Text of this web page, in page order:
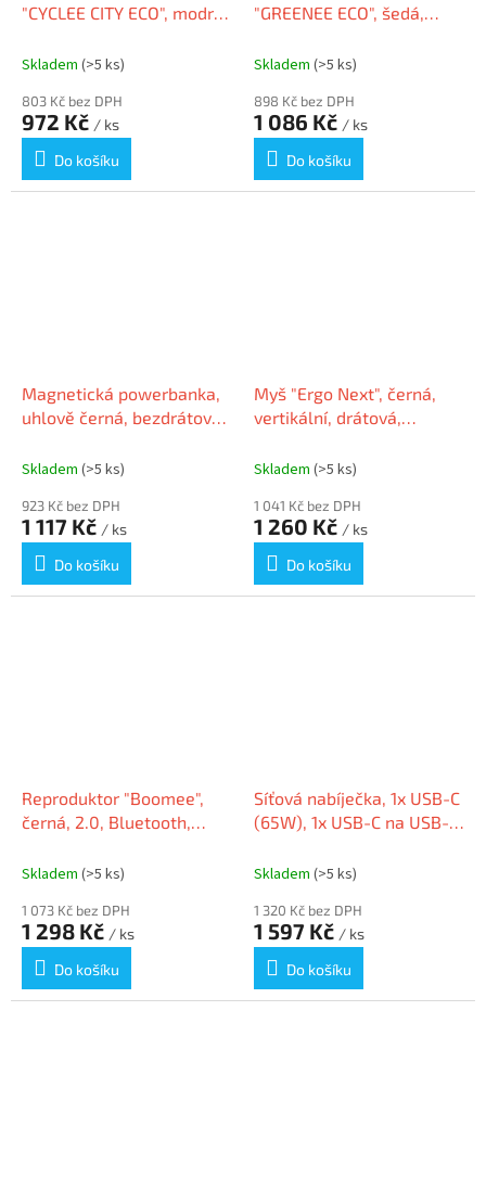
"CYCLEE CITY ECO", modrá,
ECB25UF
Skladem (>5 ks)
803 Kč bez DPH
972 Kč / ks
Do košíku
"GREENEE ECO", šedá,
ELB15UF
Skladem (>5 ks)
898 Kč bez DPH
1 086 Kč / ks
Do košíku
Magnetická powerbanka,
uhlově černá, bezdrátová,
MWP10UF
Skladem (>5 ks)
923 Kč bez DPH
1 117 Kč / ks
Do košíku
Myš "Ergo Next", černá,
vertikální, drátová,
FACTORY EMR01UF-N
Skladem (>5 ks)
1 041 Kč bez DPH
1 260 Kč / ks
Do košíku
Reproduktor "Boomee",
černá, 2.0, Bluetooth,
Skladem (>5 ks)
1 073 Kč bez DPH
1 298 Kč / ks
Do košíku
Síťová nabíječka, 1x USB-C
(65W), 1x USB-C na USB-C,
Skladem (>5 ks)
1 320 Kč bez DPH
1 597 Kč / ks
Do košíku